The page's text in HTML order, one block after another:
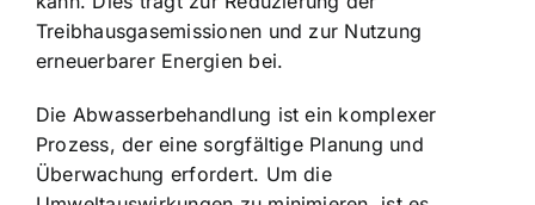
Treibhausgasemissionen und zur Nutzung
erneuerbarer Energien bei.
Die Abwasserbehandlung ist ein komplexer
Prozess, der eine sorgfältige Planung und
Überwachung erfordert. Um die